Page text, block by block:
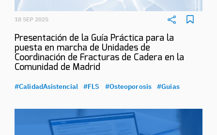
18 SEP 2025
Presentación de la Guía Práctica para la
puesta en marcha de Unidades de
Coordinación de Fracturas de Cadera en la
Comunidad de Madrid
#CalidadAsistencial #FLS #Osteoporosis #Guias